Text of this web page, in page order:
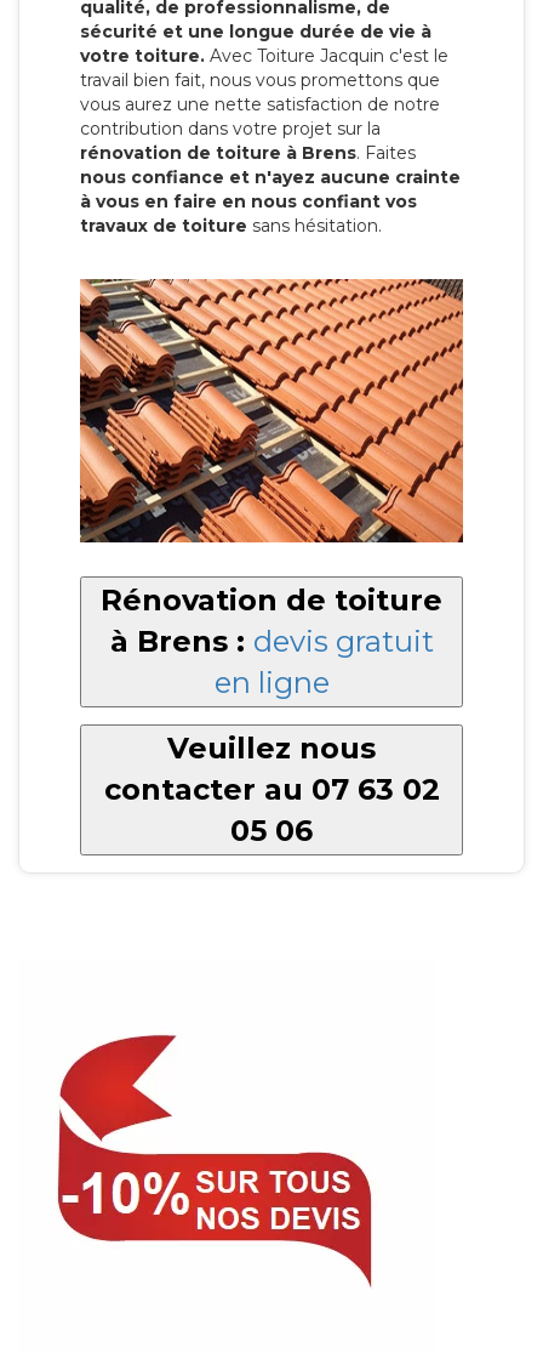
qualité, de professionnalisme, de
sécurité et une longue durée de vie à
votre toiture. Avec Toiture Jacquin c'est le
travail bien fait, nous vous promettons que
vous aurez une nette satisfaction de notre
contribution dans votre projet sur la
rénovation de toiture à Brens. Faites
nous confiance et n'ayez aucune crainte
à vous en faire en nous confiant vos
travaux de toiture sans hésitation.
Rénovation de toiture
à Brens : devis gratuit
en ligne
Veuillez nous
contacter au 07 63 02
05 06